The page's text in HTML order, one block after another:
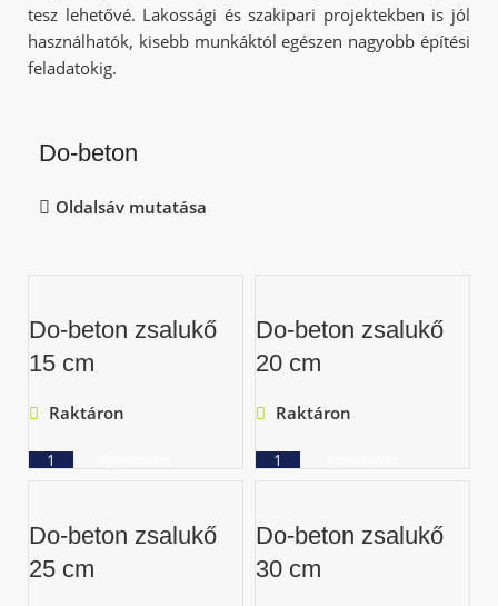
tesz lehetővé. Lakossági és szakipari projektekben is jól
használhatók, kisebb munkáktól egészen nagyobb építési
feladatokig.
Do-beton
Oldalsáv mutatása
Do-beton zsalukő
15 cm
Raktáron
Do-beton zsalukő
20 cm
Raktáron
Do-beton zsalukő
25 cm
Do-beton zsalukő
30 cm